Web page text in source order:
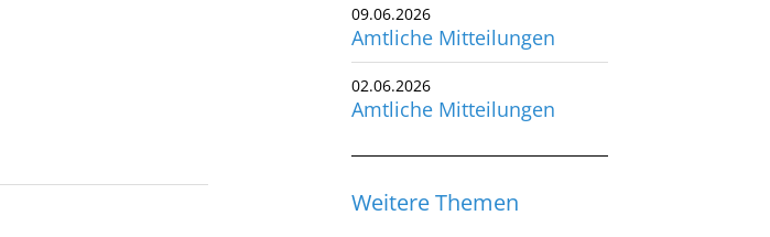
09.06.2026
Amtliche Mitteilungen
02.06.2026
Amtliche Mitteilungen
Weitere Themen